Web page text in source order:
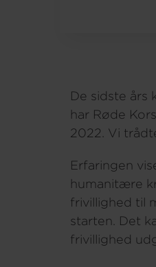
De sidste års
har Røde
2022. Vi
Erfaringen
humanitære
frivillighed til
starten. Det
frivillighed